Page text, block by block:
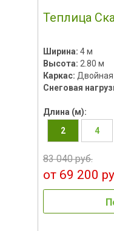
Теплица
Ширина: 4 м
Высота: 2.80 м
Каркас: Двойная
Снеговая
Длина (м):
2
4
83 040 руб.
от 69 200